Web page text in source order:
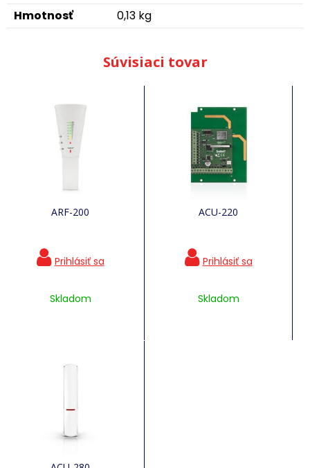
Hmotnosť
0,13 kg
Súvisiaci tovar
ARF-200
Skladom
ACU-220
Skladom